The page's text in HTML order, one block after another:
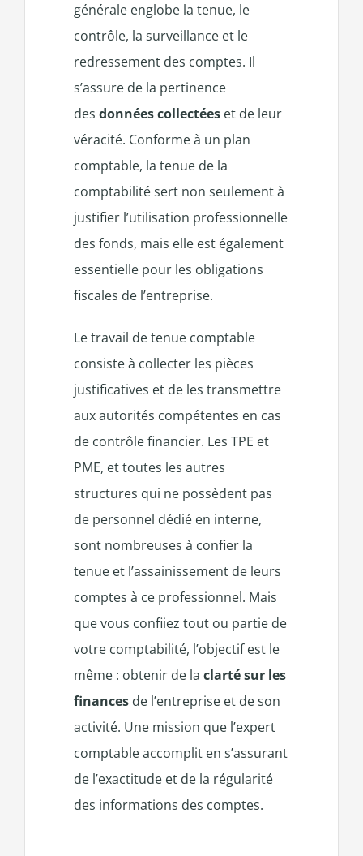
générale englobe la tenue, le
contrôle, la surveillance et le
redressement des comptes. Il
s’assure de la pertinence
des données collectées et de leur
véracité. Conforme à un plan
comptable, la tenue de la
comptabilité sert non seulement à
justifier l’utilisation professionnelle
des fonds, mais elle est également
essentielle pour les obligations
fiscales de l’entreprise.
Le travail de tenue comptable
consiste à collecter les pièces
justificatives et de les transmettre
aux autorités compétentes en cas
de contrôle financier. Les TPE et
PME, et toutes les autres
structures qui ne possèdent pas
de personnel dédié en interne,
sont nombreuses à confier la
tenue et l’assainissement de leurs
comptes à ce professionnel. Mais
que vous confiiez tout ou partie de
votre comptabilité, l’objectif est le
même : obtenir de la clarté sur les
finances de l’entreprise et de son
activité. Une mission que l’expert
comptable accomplit en s’assurant
de l’exactitude et de la régularité
des informations des comptes.